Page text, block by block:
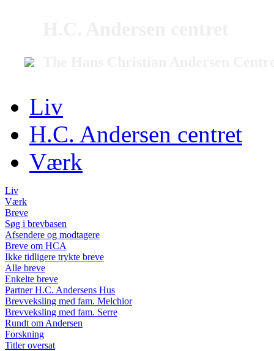
Liv
H.C. Andersen centret
Værk
Liv
Værk
Breve
Søg i brevbasen
Afsendere og modtagere
Breve om HCA
Ikke tidligere trykte breve
Alle breve
Enkelte breve
Partner H.C. Andersens Hus
Brevveksling med fam. Melchior
Brevveksling med fam. Serre
Rundt om Andersen
Forskning
Titler oversat